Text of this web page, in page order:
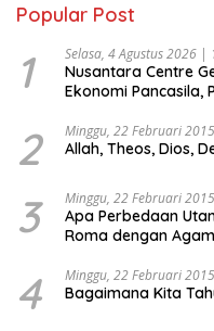
Popular Post
1 Selasa, 4 Agustus 2026 |
Nusantara Centre
Ekonomi Pancasila,
Ekonomi Politik
“Urgensi Undang-
Indonesia Emas
2 Minggu, 22 Februari
Allah, Theos, Dios,
3 Minggu, 22 Februari
Apa Perbedaan
Roma dengan
4 Minggu, 22 Februari
Bagaimana Kita